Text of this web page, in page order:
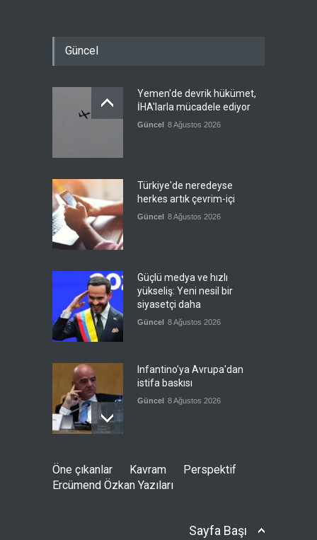
Güncel
Yemen'de devrik hükümet,
İHA'larla mücadele ediyor
Güncel 8 Ağustos 2026
Türkiye'de neredeyse
herkes artık çevrim-içi
Güncel 8 Ağustos 2026
Güçlü medya ve hızlı
yükseliş: Yeni nesil bir
siyasetçi daha
Güncel 8 Ağustos 2026
Infantino'ya Avrupa'dan
istifa baskısı
Güncel 8 Ağustos 2026
Kolombiya, solcu Petro'nun
yerine aşırı sağcı Espriella'yı
getirdi
Öne çıkanlar Kavram
Perspektif
Ercümend Özkan Yazıları
Sayfa Başı